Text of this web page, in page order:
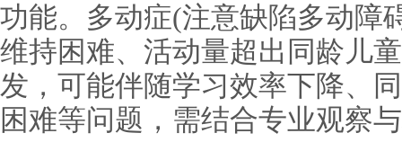
功能。多动症(注意缺陷多动障
维持困难、活动量超出同龄儿
发，可能伴随学习效率下降、
困难等问题，需结合专业观察